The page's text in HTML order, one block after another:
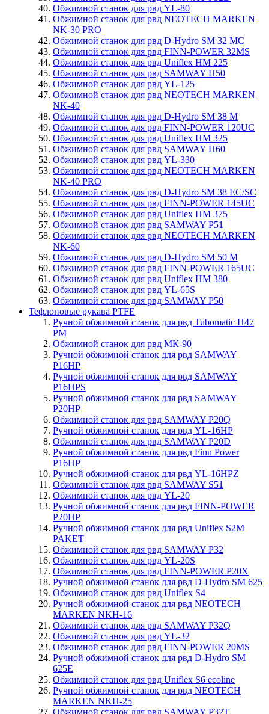
Обжимной станок для рвд YL-80
Обжимной станок для рвд NEOTECH MARKEN
NK-30 PRO
Обжимной станок для рвд D-Hydro SM 32 MC
Обжимной станок для рвд FINN-POWER 32MS
Обжимной станок для рвд Uniflex HM 225
Обжимной станок для рвд SAMWAY H50
Обжимной станок для рвд YL-125
Обжимной станок для рвд NEOTECH MARKEN
NK-40
Обжимной станок для рвд D-Hydro SM 38 M
Обжимной станок для рвд FINN-POWER 120UC
Обжимной станок для рвд Uniflex HM 325
Обжимной станок для рвд SAMWAY H60
Обжимной станок для рвд YL-330
Обжимной станок для рвд NEOTECH MARKEN
NK-40 PRO
Обжимной станок для рвд D-Hydro SM 38 EC/SC
Обжимной станок для рвд FINN-POWER 145UC
Обжимной станок для рвд Uniflex HM 375
Обжимной станок для рвд SAMWAY P51
Обжимной станок для рвд NEOTECH MARKEN
NK-60
Обжимной станок для рвд D-Hydro SM 50 M
Обжимной станок для рвд FINN-POWER 165UC
Обжимной станок для рвд Uniflex HM 380
Обжимной станок для рвд YL-65S
Обжимной станок для рвд SAMWAY P50
Тефлоновые рукава PTFE
Ручной обжимной станок для рвд Tubomatic H47
PM
Обжимной станок для рвд МК-90
Ручной обжимной станок для рвд SAMWAY
P16HP
Ручной обжимной станок для рвд SAMWAY
P16HPS
Ручной обжимной станок для рвд SAMWAY
P20HP
Обжимной станок для рвд SAMWAY P20Q
Ручной обжимной станок для рвд YL-16HP
Обжимной станок для рвд SAMWAY P20D
Ручной обжимной станок для рвд Finn Power
P16HP
Ручной обжимной станок для рвд YL-16HPZ
Обжимной станок для рвд SAMWAY S51
Обжимной станок для рвд YL-20
Ручной обжимной станок для рвд FINN-POWER
P20HP
Ручной обжимной станок для рвд Uniflex S2M
PAKET
Обжимной станок для рвд SAMWAY P32
Обжимной станок для рвд YL-20S
Обжимной станок для рвд FINN-POWER P20X
Ручной обжимной станок для рвд D-Hydro SM 625
Обжимной станок для рвд Uniflex S4
Ручной обжимной станок для рвд NEOTECH
MARKEN NKH-16
Обжимной станок для рвд SAMWAY P32Q
Обжимной станок для рвд YL-32
Обжимной станок для рвд FINN-POWER 20MS
Ручной обжимной станок для рвд D-Hydro SM
625E
Обжимной станок для рвд Uniflex S6 ecoline
Ручной обжимной станок для рвд NEOTECH
MARKEN NKH-25
Обжимной станок для рвд SAMWAY P32T